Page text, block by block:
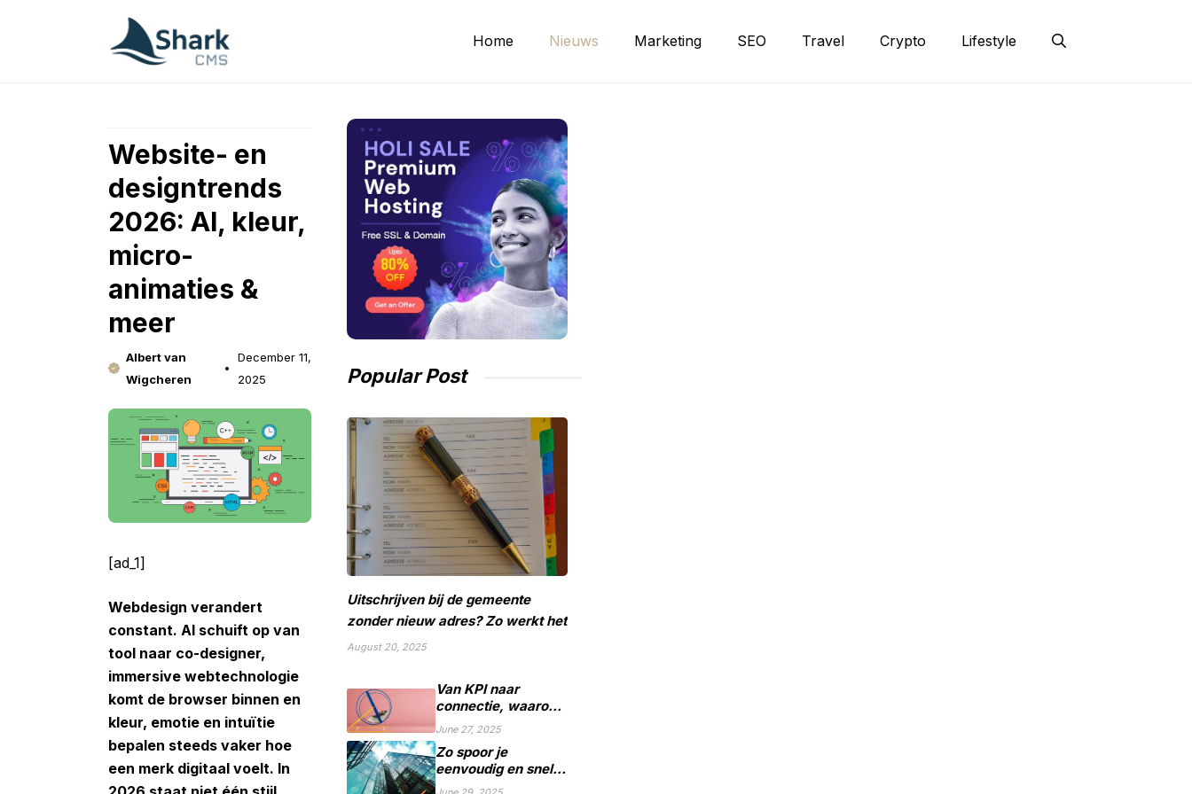
Home Nieuws Marketing SEO Travel Crypto Lifestyle
Website- en
designtrends
2026: AI, kleur,
micro-
animaties &
meer
Albert van
Wigcheren
December 11,
2025
[ad_1]
Webdesign verandert
constant. AI schuift op van
tool naar co-designer,
immersive webtechnologie
komt de browser binnen en
kleur, emotie en intuïtie
bepalen steeds vaker hoe
een merk digitaal voelt. In
Popular Post
Uitschrijven bij de gemeente
zonder nieuw adres? Zo werkt het
August 20, 2025
Van KPI naar
connectie, waarom
marketing geen
spelletje scoren
mag zijn
June 27, 2025
Zo spoor je
eenvoudig en snel
bedrijfsgegevens op